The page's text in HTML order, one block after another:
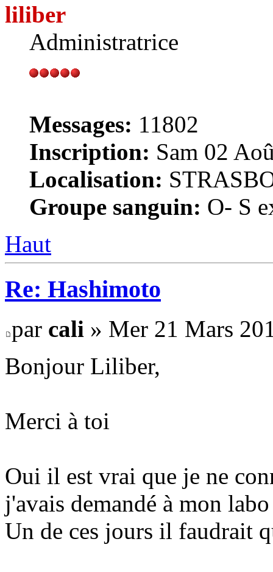
liliber
Administratrice
Messages: 11802
Inscription: Sam 02
Localisation:
Groupe sanguin: O- S
Haut
Re: Hashimoto
par cali » Mer 21 Mars
Bonjour Liliber,
Merci à toi
Oui il est vrai que je ne
j'avais demandé à mon
Un de ces jours il faudrait